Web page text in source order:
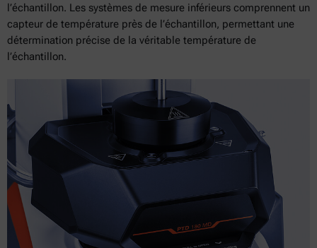
l’échantillon. Les systèmes de mesure inférieurs comprennent un
capteur de température près de l’échantillon, permettant une
détermination précise de la véritable température de
l’échantillon.